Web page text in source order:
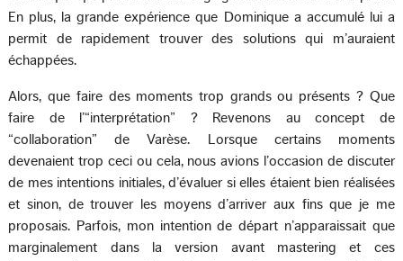
En plus, la grande expérience que Dominique a accumulé lui a
permit de rapidement trouver des solutions qui m’auraient
échappées.
Alors, que faire des moments trop grands ou présents ? Que
faire de l’“interprétation” ? Revenons au concept de
“collaboration” de Varèse. Lorsque certains moments
devenaient trop ceci ou cela, nous avions l’occasion de discuter
de mes intentions initiales, d’évaluer si elles étaient bien réalisées
et sinon, de trouver les moyens d’arriver aux fins que je me
proposais. Parfois, mon intention de départ n’apparaissait que
marginalement dans la version avant mastering et ces